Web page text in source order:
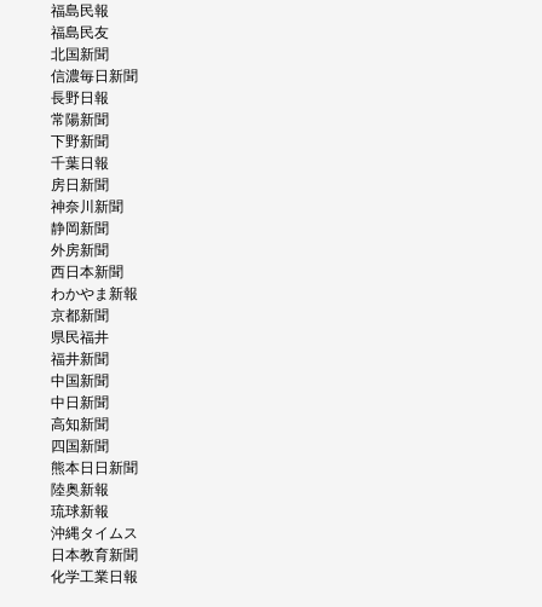
福島民報
福島民友
北国新聞
信濃毎日新聞
長野日報
常陽新聞
下野新聞
千葉日報
房日新聞
神奈川新聞
静岡新聞
外房新聞
西日本新聞
わかやま新報
京都新聞
県民福井
福井新聞
中国新聞
中日新聞
高知新聞
四国新聞
熊本日日新聞
陸奥新報
琉球新報
沖縄タイムス
日本教育新聞
化学工業日報